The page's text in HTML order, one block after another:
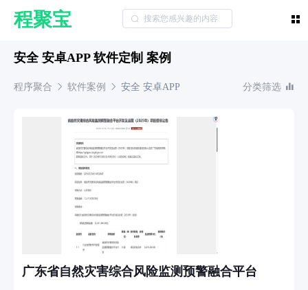
程聚宝
安全 安卓APP 软件定制 案例
程序聚合 软件案例 安全 安卓APP 分类筛选
广东省自然灾害综合风险监测预警融合平台